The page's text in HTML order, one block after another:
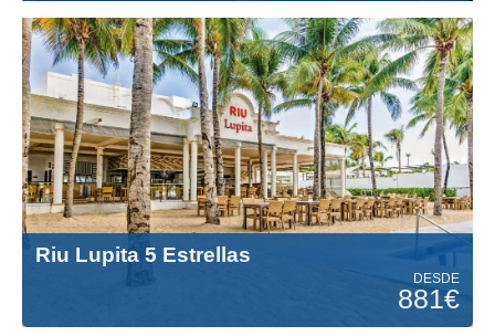
Riu Lupita 5 Estrellas
DESDE
881€